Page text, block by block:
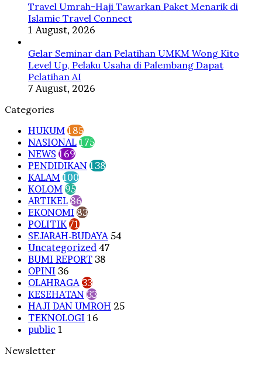
Travel Umrah-Haji Tawarkan Paket Menarik di
Islamic Travel Connect
1 August, 2026
Gelar Seminar dan Pelatihan UMKM Wong Kito
Level Up, Pelaku Usaha di Palembang Dapat
Pelatihan AI
7 August, 2026
Categories
HUKUM 185
NASIONAL 175
NEWS 169
PENDIDIKAN 138
KALAM 100
KOLOM 95
ARTIKEL 86
EKONOMI 83
POLITIK 71
SEJARAH-BUDAYA 54
Uncategorized 47
BUMI REPORT 38
OPINI 36
OLAHRAGA 33
KESEHATAN 33
HAJI DAN UMROH 25
TEKNOLOGI 16
public 1
Newsletter